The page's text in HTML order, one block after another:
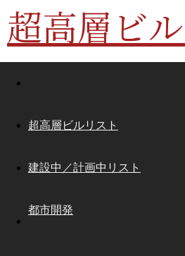
超高層ビ
超高層ビルリスト
建設中／計画中リスト
都市開発